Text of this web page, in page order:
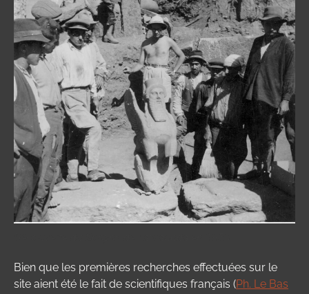
Bien que les premières recherches effectuées sur le
site aient été le fait de scientifiques français (Ph. Le Bas